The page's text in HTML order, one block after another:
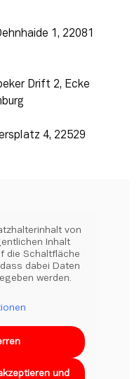
1, 22081
Drift 2, Ecke
4, 22529
Inhalt
die Schaltfläche
dabei Daten
werden.
und